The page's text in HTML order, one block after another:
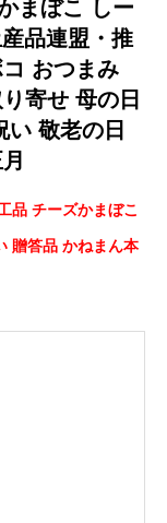
まぼこ しー
品連盟・推
おつまみ
寄せ 母の日
敬老の日
品 チーズかまぼこ
贈答品 かねまん本